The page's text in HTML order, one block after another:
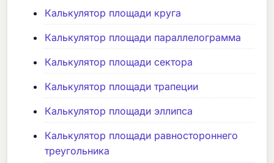
Калькулятор площади круга
Калькулятор площади параллелограмма
Калькулятор площади сектора
Калькулятор площади трапеции
Калькулятор площади эллипса
Калькулятор площади равностороннего
треугольника